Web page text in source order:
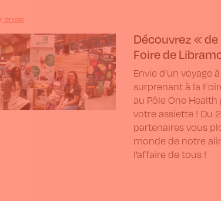
Découvrez «
Foire de
Envie d’un voyage
surprenant à la
au Pôle One
votre assiette ! Du
partenaires vous
monde de notre
l’affaire de tous !